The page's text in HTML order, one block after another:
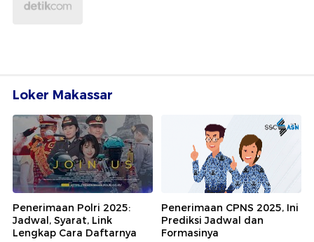
Loker Makassar
Penerimaan Polri 2025:
Jadwal, Syarat, Link
Lengkap Cara Daftarnya
Penerimaan CPNS 2025, Ini
Prediksi Jadwal dan
Formasinya